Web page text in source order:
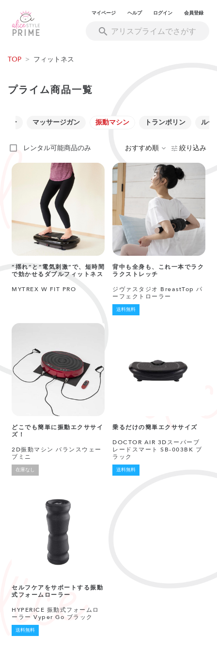
マイページ ヘルプ ログイン 会員登録
TOP > フィットネス
プライム商品一覧
ャー マッサージガン 振動マシン トランポリン ルー
レンタル可能商品のみ おすすめ順 絞り込み
“揺れ”と“電気刺激”で、短時間
で効かせるダブルフィットネス
MYTREX W FIT PRO
背中も全身も、これ一本でラク
ラクストレッチ
ジヴァスタジオ BreastTop パ
ーフェクトローラー
送料無料
どこでも簡単に振動エクササイ
ズ！
2D振動マシン バランスウェー
ブミニ
在庫なし
乗るだけの簡単エクササイズ
DOCTOR AIR 3Dスーパーブ
レードスマート SB-003BK ブ
ラック
送料無料
セルフケアをサポートする振動
式フォームローラー
HYPERICE 振動式フォームロ
ーラー Vyper Go ブラック
送料無料